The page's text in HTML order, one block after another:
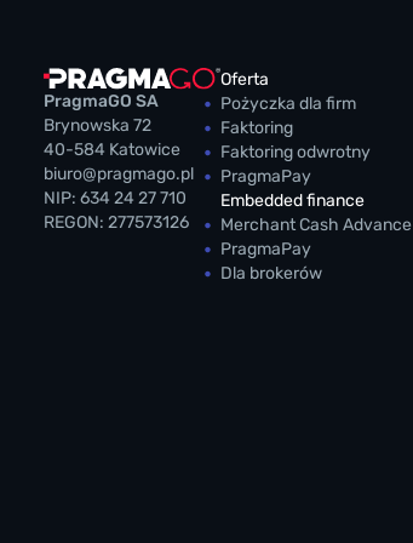
PragmaGO SA
Brynowska 72
40-584 Katowice
biuro@pragmago.pl
NIP: 634 24 27 710
REGON: 277573126
Oferta
Pożyczka dla firm
Faktoring
Faktoring odwrotny
PragmaPay
Embedded finance
Merchant Cash Advance
PragmaPay
Dla brokerów